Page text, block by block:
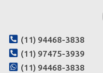
(11) 94468-3838
(11) 97475-3939
(11) 94468-3838